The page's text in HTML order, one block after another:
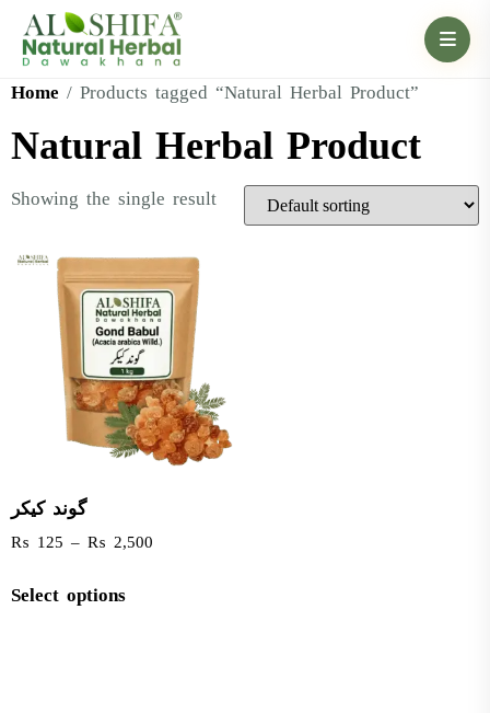
Home / Products tagged “Natural Herbal Product”
Natural Herbal Product
Showing the single result
گوند کیکر
₨ 125 – ₨ 2,500
Select options